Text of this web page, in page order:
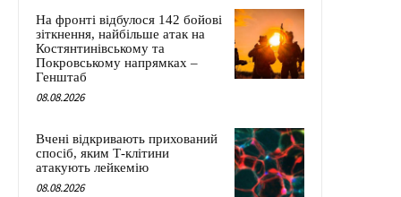
На фронті відбулося 142 бойові
зіткнення, найбільше атак на
Костянтинівському та
Покровському напрямках –
Генштаб
08.08.2026
Вчені відкривають прихований
спосіб, яким Т-клітини
атакують лейкемію
08.08.2026